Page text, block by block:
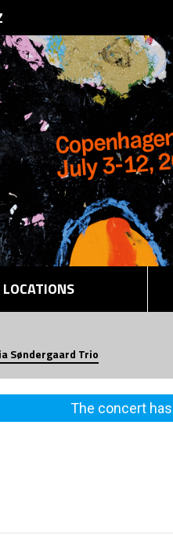
LOCATIONS
Søndergaard Trio
The concert